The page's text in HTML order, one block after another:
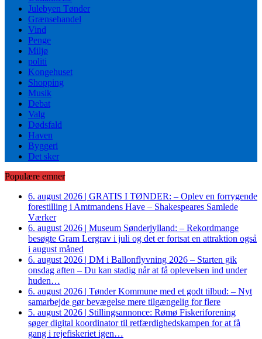
Julebyen Tønder
Grænsehandel
Vind
Penge
Miljø
politi
Kongehuset
Shopping
Musik
Debat
Valg
Dødsfald
Haven
Byggeri
Det sker
Populære emner
6. august 2026 | GRATIS I TØNDER: – Oplev en forrygende
forestilling i Amtmandens Have – Shakespeares Samlede
Værker
6. august 2026 | Museum Sønderjylland: – Rekordmange
besøgte Gram Lergrav i juli og det er fortsat en attraktion også
i august måned
6. august 2026 | DM i Ballonflyvning 2026 – Starten gik
onsdag aften – Du kan stadig når at få oplevelsen ind under
huden…
6. august 2026 | Tønder Kommune med et godt tilbud: – Nyt
samarbejde gør bevægelse mere tilgængelig for flere
5. august 2026 | Stillingsannonce: Rømø Fiskeriforening
søger digital koordinator til retfærdighedskampen for at få
gang i rejefiskeriet igen…